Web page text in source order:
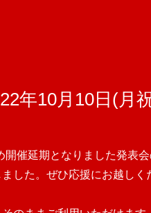
年10月10日(
開催延期となりました発表
した。ぜひ応援にお越しく